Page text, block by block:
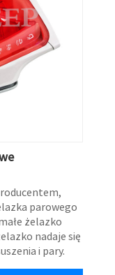
parowego
żelazko
nadaje się
i pary.